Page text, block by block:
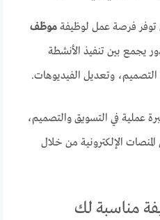
فرصة عمل لوظيفةموظف
يجمع بين تنفيذ الأنشطة
التصميم، وتعديل الفيديوهات.
عملية في التسويق والتصميم،
الإلكترونية من خلال
مناسبة لك